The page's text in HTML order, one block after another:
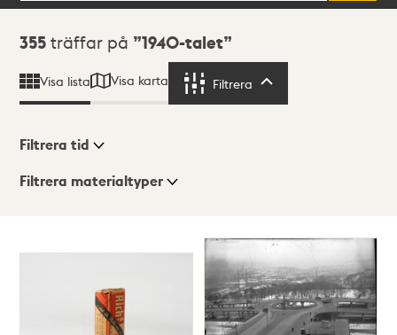
Sökresultat
355 träffar på 1940-talet
Visa lista Visa karta Filtrera
Visningsläge
Lista
Karta
Filtrera tid
Filtrera materialtyper